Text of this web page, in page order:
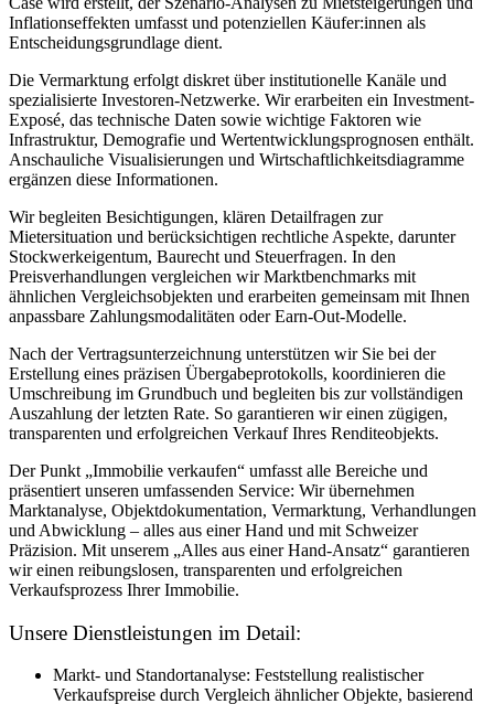
Inflationseffekten umfasst und potenziellen Käufer:innen als
Entscheidungsgrundlage dient.
Die Vermarktung erfolgt diskret über institutionelle Kanäle und
spezialisierte Investoren-Netzwerke. Wir erarbeiten ein Investment-
Exposé, das technische Daten sowie wichtige Faktoren wie
Infrastruktur, Demografie und Wertentwicklungsprognosen enthält.
Anschauliche Visualisierungen und Wirtschaftlichkeitsdiagramme
ergänzen diese Informationen.
Wir begleiten Besichtigungen, klären Detailfragen zur
Mietersituation und berücksichtigen rechtliche Aspekte, darunter
Stockwerkeigentum, Baurecht und Steuerfragen. In den
Preisverhandlungen vergleichen wir Marktbenchmarks mit
ähnlichen Vergleichsobjekten und erarbeiten gemeinsam mit Ihnen
anpassbare Zahlungsmodalitäten oder Earn-Out-Modelle.
Nach der Vertragsunterzeichnung unterstützen wir Sie bei der
Erstellung eines präzisen Übergabeprotokolls, koordinieren die
Umschreibung im Grundbuch und begleiten bis zur vollständigen
Auszahlung der letzten Rate. So garantieren wir einen zügigen,
transparenten und erfolgreichen Verkauf Ihres Renditeobjekts.
Der Punkt „Immobilie verkaufen“ umfasst alle Bereiche und
präsentiert unseren umfassenden Service: Wir übernehmen
Marktanalyse, Objektdokumentation, Vermarktung, Verhandlungen
und Abwicklung – alles aus einer Hand und mit Schweizer
Präzision. Mit unserem „Alles aus einer Hand-Ansatz“ garantieren
wir einen reibungslosen, transparenten und erfolgreichen
Verkaufsprozess Ihrer Immobilie.
Unsere Dienstleistungen im Detail:
Markt- und Standortanalyse: Feststellung realistischer
Verkaufspreise durch Vergleich ähnlicher Objekte, basierend